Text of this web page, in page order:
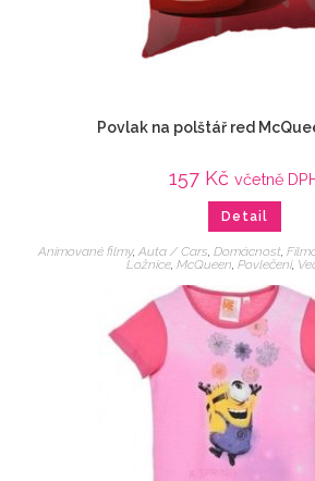
Povlak na polštář red
157 Kč včetně
Detail
Animované filmy, Auta / Cars, Domácnost,
Ložnice, McQueen, Povlečení,